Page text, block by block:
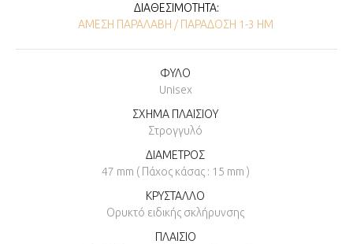
ΔΙΑΘΕΣΙΜΌΤΗΤΑ:
ΆΜΕΣΗ ΠΑΡΑΛΑΒΉ / ΠΑΡΆΔΟΣΗ 1-3 ΗΜ
ΦΥΛΟ
Unisex
ΣΧΗΜΑ ΠΛΑΙΣΙΟΥ
Στρογγυλό
ΔΙΑΜΕΤΡΟΣ
47 mm ( Πάχος κάσας : 15 mm )
ΚΡΥΣΤΑΛΛΟ
Ορυκτό ειδικής σκλήρυνσης
ΠΛΑΙΣΙΟ